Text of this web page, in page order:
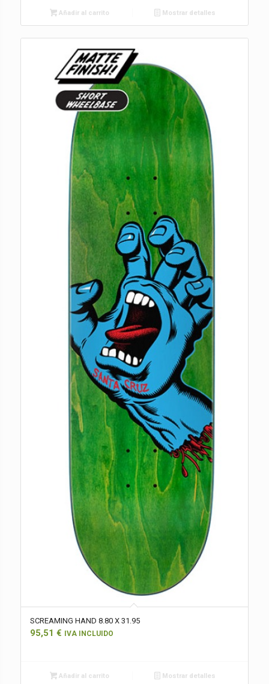
Añadir al carrito Mostrar detalles
SCREAMING HAND 8.80 X 31.95
95,51 € IVA INCLUIDO
Añadir al carrito Mostrar detalles